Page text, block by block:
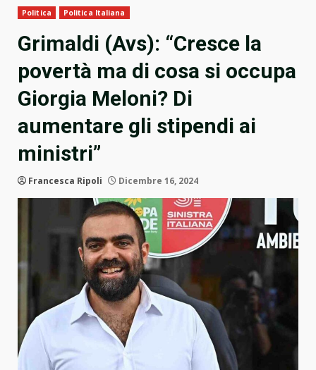
Politica Politica Italiana
Grimaldi (Avs): “Cresce la
povertà ma di cosa si occupa
Giorgia Meloni? Di
aumentare gli stipendi ai
ministri”
Francesca Ripoli Dicembre 16, 2024